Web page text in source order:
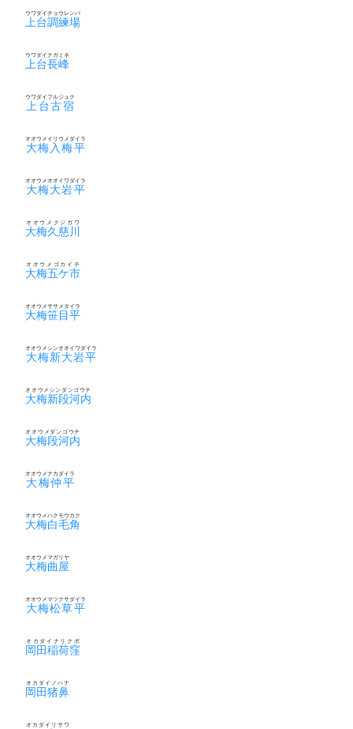
上台調練場
ウワダイチョウレンバ
上台長峰
ウワダイナガミネ
上台古宿
ウワダイフルジュク
大梅入梅平
オオウメイリウメダイラ
大梅大岩平
オオウメオオイワダイラ
大梅久慈川
オオウメクジガワ
大梅五ケ市
オオウメゴカイチ
大梅笹目平
オオウメササメタイラ
大梅新大岩平
オオウメシンオオイワダイラ
大梅新段河内
オオウメシンダンゴウチ
大梅段河内
オオウメダンゴウチ
大梅仲平
オオウメナカダイラ
大梅白毛角
オオウメハクモウカク
大梅曲屋
オオウメマガリヤ
大梅松草平
オオウメマツクサダイラ
岡田稲荷窪
オカダイナリクボ
岡田猪鼻
オカダイノハナ
オカダイリサワ